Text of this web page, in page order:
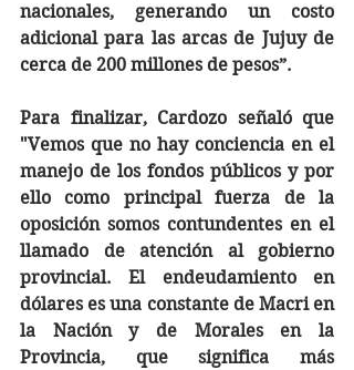
nacionales, generando un costo
adicional para las arcas de Jujuy de
cerca de 200 millones de pesos”.
Para finalizar, Cardozo señaló que
"Vemos que no hay conciencia en el
manejo de los fondos públicos y por
ello como principal fuerza de la
oposición somos contundentes en el
llamado de atención al gobierno
provincial. El endeudamiento en
dólares es una constante de Macri en
la Nación y de Morales en la
Provincia, que significa más